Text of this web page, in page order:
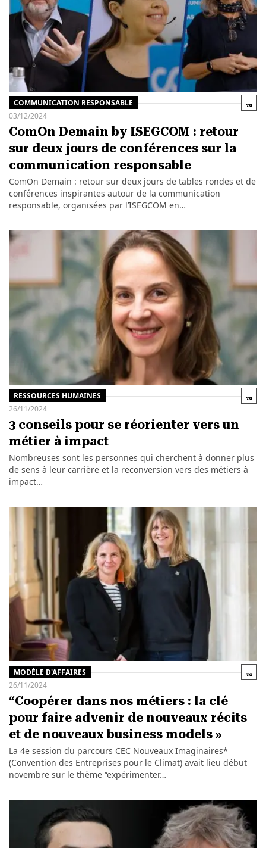
COMMUNICATION RESPONSABLE
03/12/2024
ComOn Demain by ISEGCOM : retour
sur deux jours de conférences sur la
communication responsable
ComOn Demain : retour sur deux jours de tables rondes et de
conférences inspirantes autour de la communication
responsable, organisées par l’ISEGCOM en…
RESSOURCES HUMAINES
26/11/2024
3 conseils pour se réorienter vers un
métier à impact
Nombreuses sont les personnes qui cherchent à donner plus
de sens à leur carrière et la reconversion vers des métiers à
impact…
MODÈLE D'AFFAIRES
26/11/2024
“Coopérer dans nos métiers : la clé
pour faire advenir de nouveaux récits
et de nouveaux business models »
La 4e session du parcours CEC Nouveaux Imaginaires*
(Convention des Entreprises pour le Climat) avait lieu début
novembre sur le thème “expérimenter…